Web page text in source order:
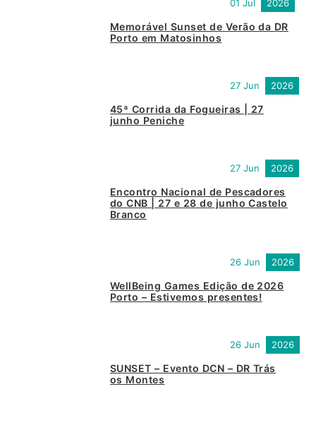
Memorável Sunset de Verão da DR
Porto em Matosinhos
01 Jul 2026
45ª Corrida da Fogueiras | 27
junho Peniche
27 Jun 2026
Encontro Nacional de Pescadores
do CNB | 27 e 28 de junho Castelo
Branco
27 Jun 2026
WellBeing Games Edição de 2026
Porto – Estivemos presentes!
26 Jun 2026
SUNSET – Evento DCN – DR Trás
os Montes
26 Jun 2026